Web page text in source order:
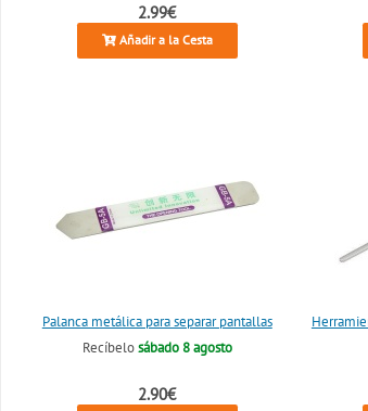
2.99€
Añadir a la Cesta
Palanca metálica para separar pantallas
Recíbelosábado 8 agosto
2.90€